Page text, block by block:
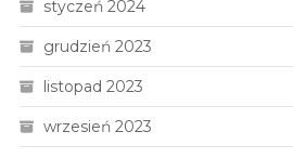
styczeń 2024
grudzień 2023
listopad 2023
wrzesień 2023